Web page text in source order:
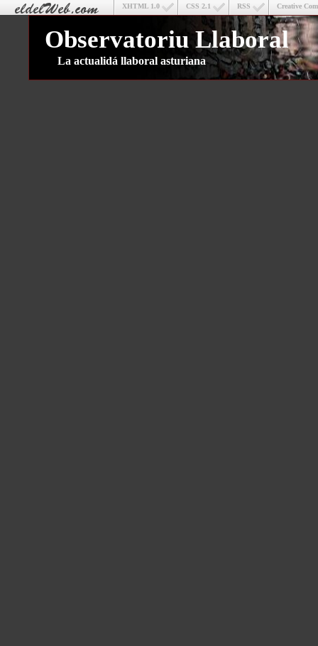
Creative
RSS
CSS 2.1
XHTML 1.0
Observatoriu Llaboral
La actualidá llaboral asturiana